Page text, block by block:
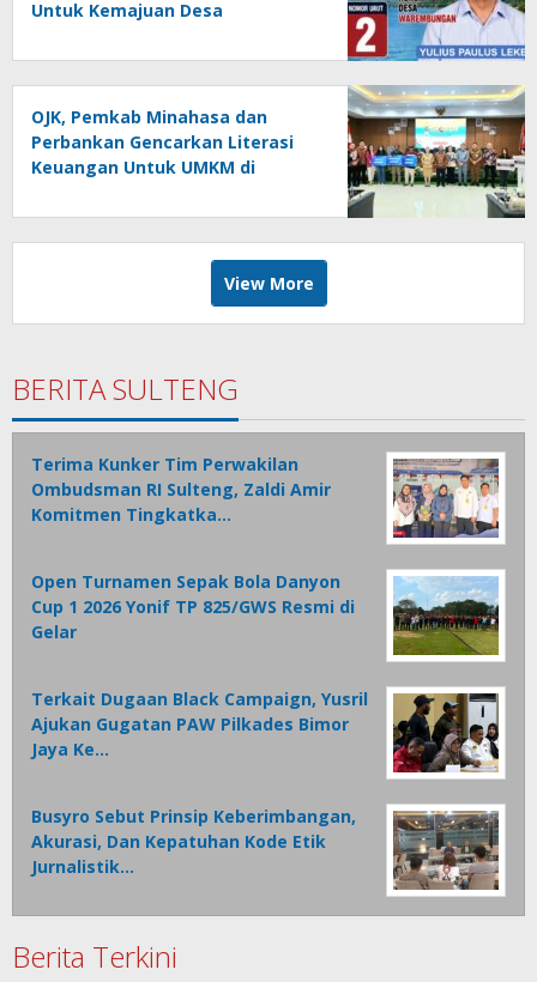
Untuk Kemajuan Desa
OJK, Pemkab Minahasa dan
Perbankan Gencarkan Literasi
Keuangan Untuk UMKM di
View More
BERITA SULTENG
Terima Kunker Tim Perwakilan
Ombudsman RI Sulteng, Zaldi Amir
Komitmen Tingkatka…
Open Turnamen Sepak Bola Danyon
Cup 1 2026 Yonif TP 825/GWS Resmi di
Gelar
Terkait Dugaan Black Campaign, Yusril
Ajukan Gugatan PAW Pilkades Bimor
Jaya Ke…
Busyro Sebut Prinsip Keberimbangan,
Akurasi, Dan Kepatuhan Kode Etik
Jurnalistik…
Berita Terkini